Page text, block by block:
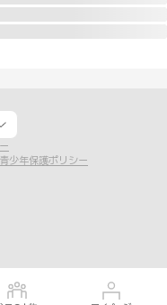
少年保護ポリシー